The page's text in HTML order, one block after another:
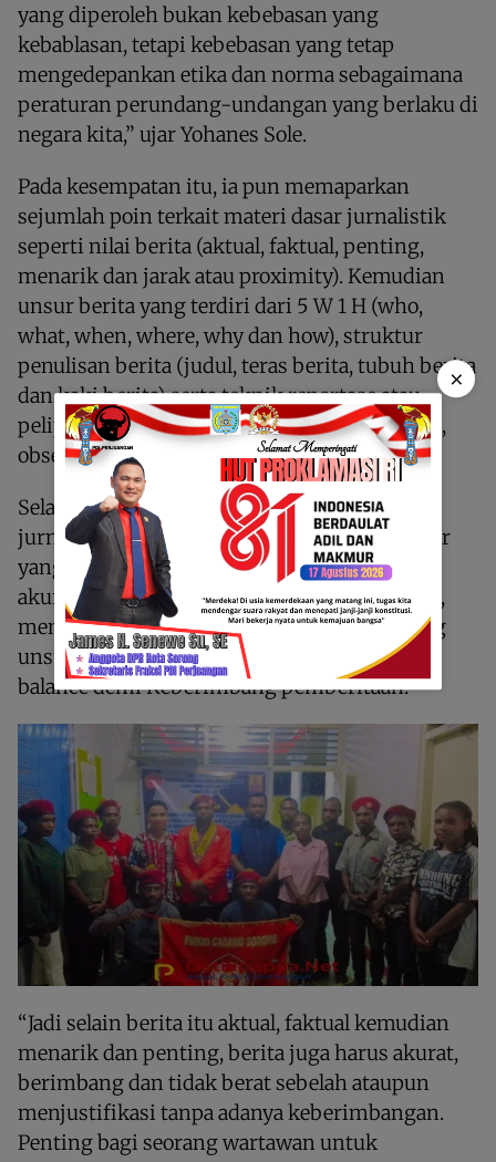
yang diperoleh bukan kebebasan yang
kebablasan, tetapi kebebasan yang tetap
mengedepankan etika dan norma sebagaimana
peraturan perundang-undangan yang berlaku di
negara kita,” ujar Yohanes Sole.
Pada kesempatan itu, ia pun memaparkan
sejumlah poin terkait materi dasar jurnalistik
seperti nilai berita (aktual, faktual, penting,
menarik dan jarak atau proximity). Kemudian
unsur berita yang terdiri dari 5 W 1 H (who,
what, when, where, why dan how), struktur
penulisan berita (judul, teras berita, tubuh berita
dan kaki berita) serta teknik reportase atau
peliputan yang terdiri dari teknik wawancara,
observasi dan studi pustaka.
Selain itu, ia juga menjelaskan bahwa produk
jurnalistik atau berita harus memenuhi unsur
yang termuat dalam KEJ yakni berita yang
akurat, berimbang dan tidak beritikad buruk,
menghormati privasi dan tidak mengandung
unsur SARA, serta selalu melakukan cek and
balance demi Keberimbang pemberitaan.
“Jadi selain berita itu aktual, faktual kemudian
menarik dan penting, berita juga harus akurat,
berimbang dan tidak berat sebelah ataupun
menjustifikasi tanpa adanya keberimbangan.
Penting bagi seorang wartawan untuk
×